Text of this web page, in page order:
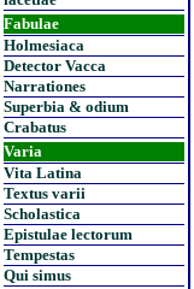
Fabulae
Holmesiaca
Detector Vacca
Narrationes
Superbia & odium
Crabatus
Varia
Vita Latina
Textus varii
Scholastica
Epistulae lectorum
Tempestas
Qui simus